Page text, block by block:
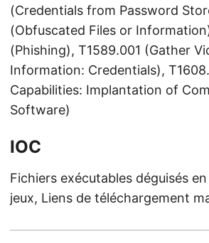
(Credentials from Password
(Obfuscated Files or
(Phishing), T1589.001 (Gather
Information: Credentials),
Capabilities: Implantation of
Software)
IOC
Fichiers exécutables déguisés
jeux, Liens de téléchargement